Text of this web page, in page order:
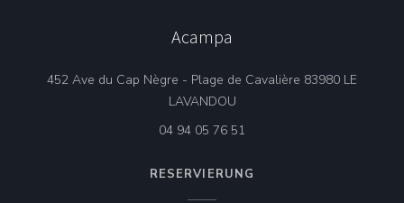
Acampa
452 Ave du Cap Nègre - Plage de Cavalière 83980 LE
LAVANDOU((öffnet ein neues Fenster))
04 94 05 76 51
RESERVIERUNG